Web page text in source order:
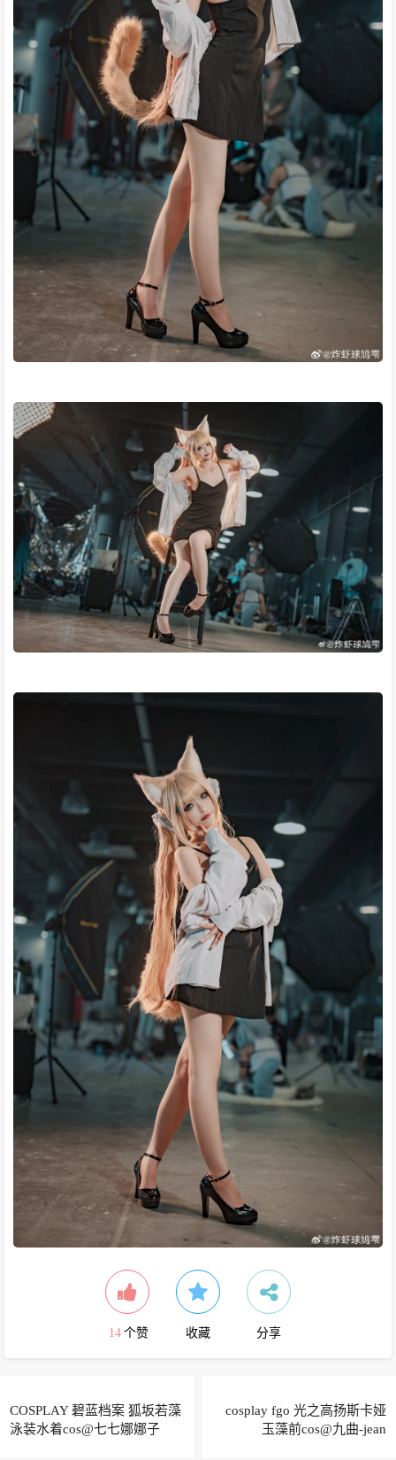
14 个赞 收藏 分享
COSPLAY 碧蓝档案 狐坂若藻
泳装水着cos@七七娜娜子
cosplay fgo 光之高扬斯卡娅
玉藻前cos@九曲-jean